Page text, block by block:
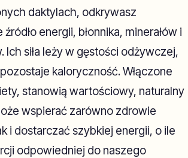
daktylach, odkrywasz
energii, błonnika, minerałów i
Ich siła leży w gęstości odżywczej,
kaloryczność. Włączone
stanowią wartościowy, naturalny
wspierać zarówno zdrowie
i dostarczać szybkiej energii, o ile
odpowiedniej do naszego